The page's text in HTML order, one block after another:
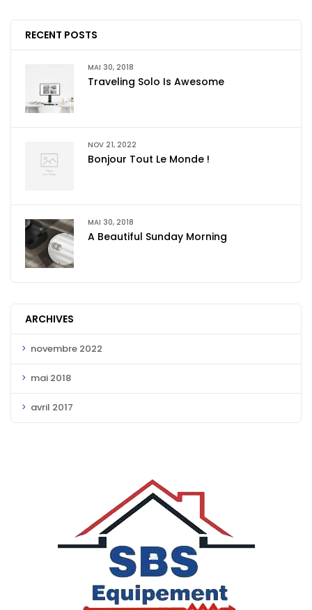
RECENT POSTS
MAI 30, 2018
Traveling Solo Is Awesome
NOV 21, 2022
Bonjour Tout Le Monde !
MAI 30, 2018
A Beautiful Sunday Morning
ARCHIVES
novembre 2022
mai 2018
avril 2017